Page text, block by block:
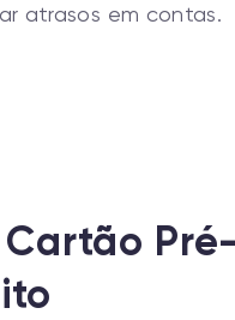
atrasos em contas.